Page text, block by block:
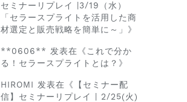
セミナーリプレイ |3/19（水）
「セラースプライトを活用した商
材選定と販売戦略を簡単に～」》
**0606** 发表在《これで分か
る！セラースプライトとは？》
HIROMI 发表在《【セミナー配
信】セミナーリプレイ | 2/25(火)